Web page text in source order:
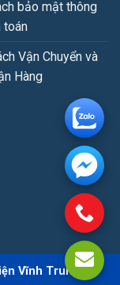
bảo mật thông
toán
Vận Chuyển và
Hàng
Vĩnh Trung